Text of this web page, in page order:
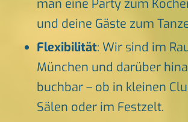
man eine Party zum
und deine Gäste zum
Flexibilität: Wir sind im
München und darüber
buchbar – ob in kleinen
Sälen oder im Festzelt.